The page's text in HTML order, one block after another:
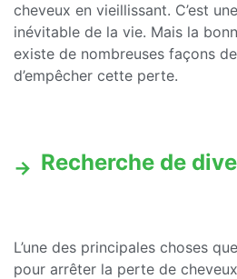
cheveux en vieillissant. C’est
inévitable de la vie. Mais la
existe de nombreuses façons
d’empêcher cette perte.
Recherche de
L’une des principales choses
pour arrêter la perte de